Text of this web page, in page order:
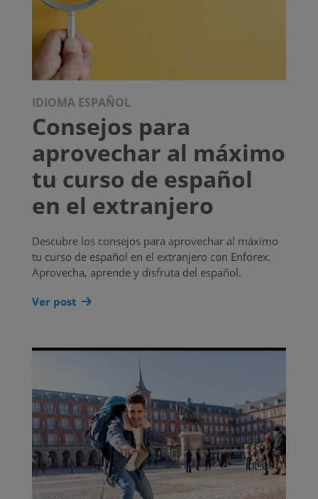
IDIOMA ESPAÑOL
Consejos para
aprovechar al máximo
tu curso de español
en el extranjero
Descubre los consejos para aprovechar al máximo
tu curso de español en el extranjero con Enforex.
Aprovecha, aprende y disfruta del español.
Ver post